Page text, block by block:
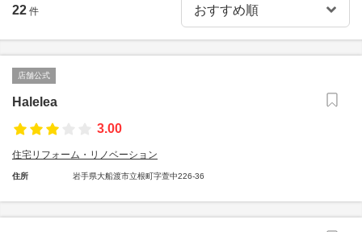
22 件
店舗公式
Halelea
3.00
住宅リフォーム・リノベーション
住所 岩手県大船渡市立根町字萱中226-36